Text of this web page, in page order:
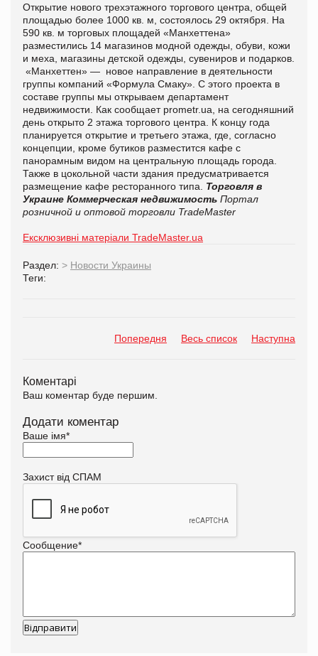
Открытие нового трехэтажного торгового центра, общей
площадью более 1000 кв. м, состоялось 29 октября. На
590 кв. м торговых площадей «Манхеттена»
разместились 14 магазинов модной одежды, обуви, кожи
и меха, магазины детской одежды, сувениров и подарков.
«Манхеттен» — новое направление в деятельности
группы компаний «Формула Смаку». С этого проекта в
составе группы мы открываем департамент
недвижимости. Как сообщает prometr.ua, на сегодняшний
день открыто 2 этажа торгового центра. К концу года
планируется открытие и третьего этажа, где, согласно
концепции, кроме бутиков разместится кафе с
панорамным видом на центральную площадь города.
Также в цокольной части здания предусматривается
размещение кафе ресторанного типа. Торговля в
Украине Коммерческая недвижимость Портал
розничной и оптовой торговли TradeMaster
Ексклюзивні матеріали TradeMaster.ua
Раздел: > Новости Украины
Теги:
Попередня Весь список Наступна
Коментарі
Ваш коментар буде першим.
Додати коментар
Ваше імя*
Захист від СПАМ
Сообщение*